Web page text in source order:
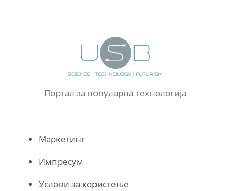
Портал за популарна технологија
Маркетинг
Импресум
Услови за користење